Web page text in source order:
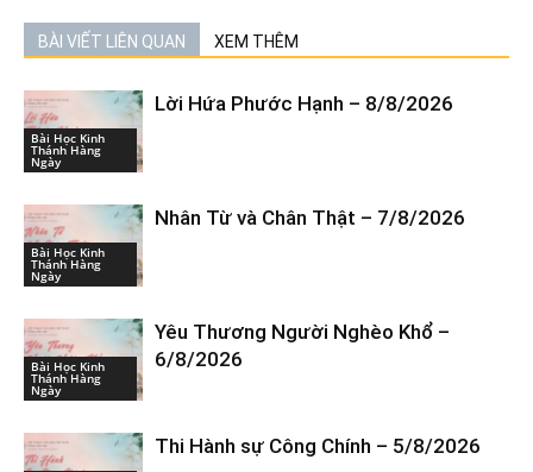
BÀI VIẾT LIÊN QUAN XEM THÊM
Bài Học Kinh
Thánh Hàng
Ngày
Lời Hứa Phước Hạnh – 8/8/2026
Bài Học Kinh
Thánh Hàng
Ngày
Nhân Từ và Chân Thật – 7/8/2026
Bài Học Kinh
Thánh Hàng
Ngày
Yêu Thương Người Nghèo Khổ –
6/8/2026
Thi Hành sự Công Chính – 5/8/2026